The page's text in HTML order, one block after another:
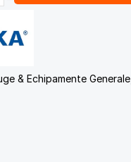
& Echipamente Generale